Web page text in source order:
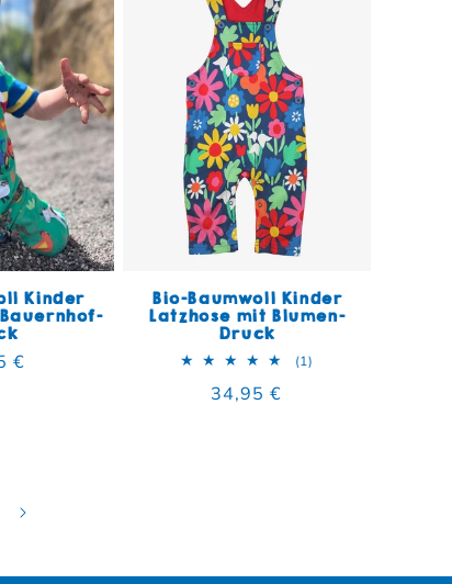
Kinder
Preis
€
Bio-Baumwoll Kinder
Latzhose mit Blumen-
Druck
(1)
Normaler Preis
34,95 €